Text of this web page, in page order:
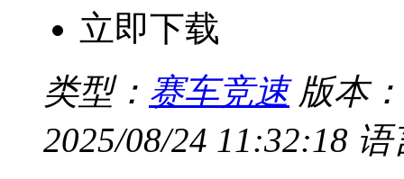
立即下载
类型： 赛车竞速 版本
2025/08/24 11:32:18 语